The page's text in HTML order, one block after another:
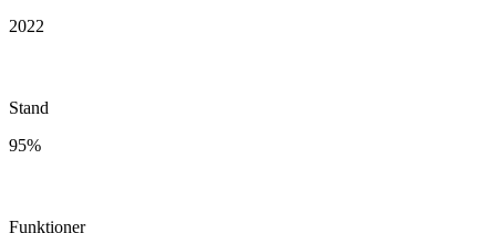
2022
Stand
95%
Funktioner